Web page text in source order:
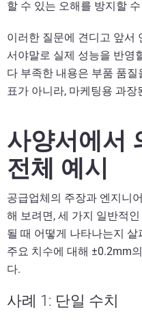
할 수 있는 오해를 방지할
이러한 질문에 견디고 앞서
서야말로 실제 성능을 반영
다 부족한 내용은 부품 품질
표가 아니라, 마케팅용 과
사양서에서
전체 예시
공급업체의 주장과 엔지니
해 보려면, 세 가지 일반적
될 때 어떻게 나타나는지
주요 치수에 대해 ±0.2mm
다.
사례 1: 단일 수치